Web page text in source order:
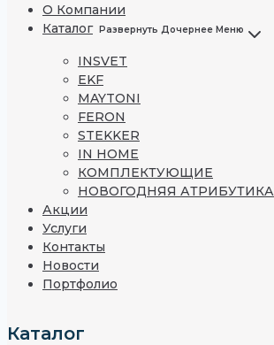
О Компании
Каталог Развернуть Дочернее Меню
INSVET
EKF
MAYTONI
FERON
STEKKER
IN HOME
КОМПЛЕКТУЮЩИЕ
НОВОГОДНЯЯ АТРИБУТИКА
Акции
Услуги
Контакты
Новости
Портфолио
Каталог